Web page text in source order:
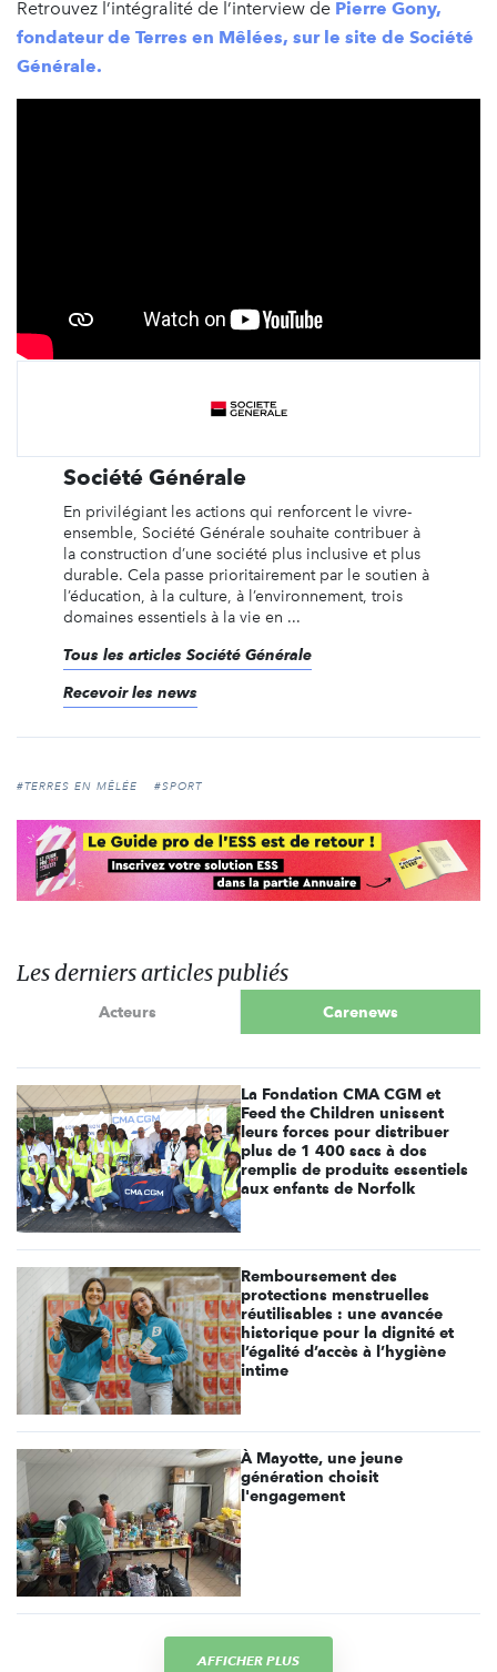
Retrouvez l’intégralité de l’interview de Pierre Gony,
fondateur de Terres en Mêlées, sur le site de Société
Générale.
Société Générale
En privilégiant les actions qui renforcent le vivre-
ensemble, Société Générale souhaite contribuer à
la construction d’une société plus inclusive et plus
durable. Cela passe prioritairement par le soutien à
l’éducation, à la culture, à l’environnement, trois
domaines essentiels à la vie en ...
Tous les articles Société Générale
Recevoir les news
#TERRES EN MÊLÉE #SPORT
Les derniers articles publiés
Acteurs Carenews
La Fondation CMA CGM et
Feed the Children unissent
leurs forces pour distribuer
plus de 1 400 sacs à dos
remplis de produits essentiels
aux enfants de Norfolk
Remboursement des
protections menstruelles
réutilisables : une avancée
historique pour la dignité et
l’égalité d’accès à l’hygiène
intime
À Mayotte, une jeune
génération choisit
l'engagement
AFFICHER PLUS